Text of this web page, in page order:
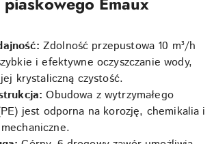
Zdolność przepustowa 10 m³/h
i efektywne oczyszczanie wody,
krystaliczną czystość.
Obudowa z wytrzymałego
jest odporna na korozję, chemikalia i